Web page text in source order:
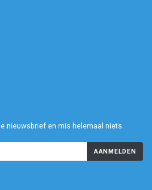
nieuwsbrief en mis helemaal niets.
AANMELDEN